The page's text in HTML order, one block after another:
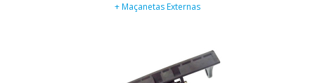
+ Maçanetas Externas